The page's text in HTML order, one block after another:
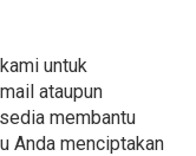
untuk
ataupun
membantu
Anda menciptakan